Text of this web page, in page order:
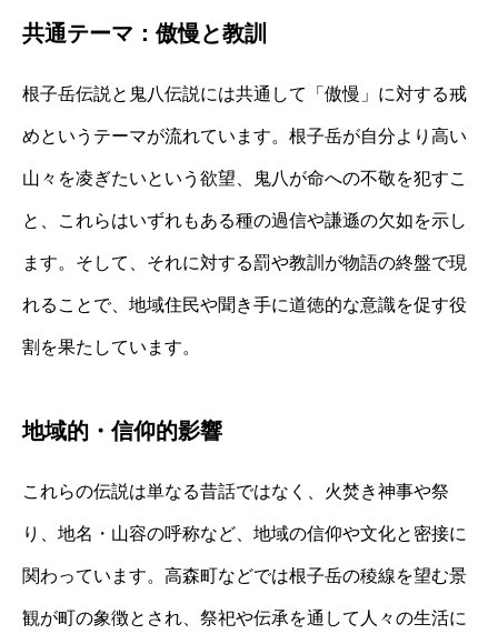
共通テーマ：傲慢と教訓
根子岳伝説と鬼八伝説には共通して「傲慢」に対する戒
めというテーマが流れています。根子岳が自分より高い
山々を凌ぎたいという欲望、鬼八が命への不敬を犯すこ
と、これらはいずれもある種の過信や謙遜の欠如を示し
ます。そして、それに対する罰や教訓が物語の終盤で現
れることで、地域住民や聞き手に道徳的な意識を促す役
割を果たしています。
地域的・信仰的影響
これらの伝説は単なる昔話ではなく、火焚き神事や祭
り、地名・山容の呼称など、地域の信仰や文化と密接に
関わっています。高森町などでは根子岳の稜線を望む景
観が町の象徴とされ、祭祀や伝承を通して人々の生活に